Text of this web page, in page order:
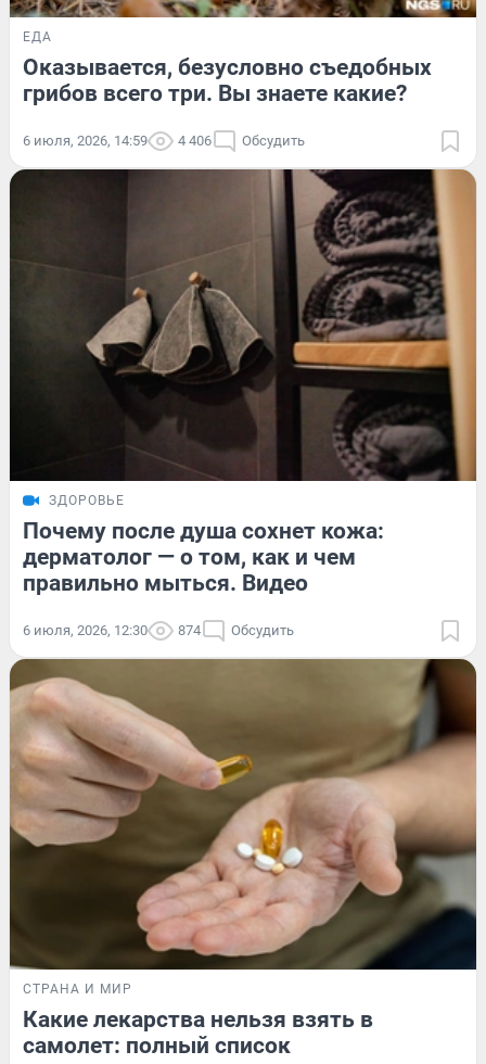
ЕДА
Оказывается, безусловно съедобных
грибов всего три. Вы знаете какие?
6 июля, 2026, 14:59 4 406 Обсудить
ЗДОРОВЬЕ
Почему после душа сохнет кожа:
дерматолог — о том, как и чем
правильно мыться. Видео
6 июля, 2026, 12:30 874 Обсудить
СТРАНА И МИР
Какие лекарства нельзя взять в
самолет: полный список